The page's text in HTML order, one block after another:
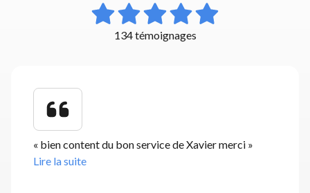
134 témoignages
« bien content du bon service de Xavier merci »
Lire la suite